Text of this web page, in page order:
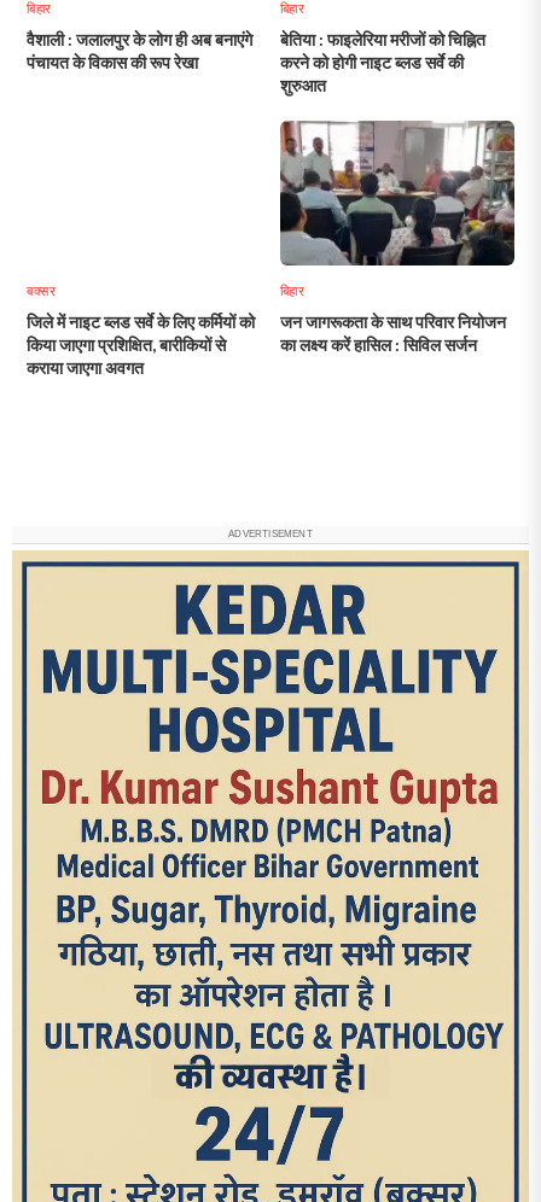
बिहार
वैशाली : जलालपुर के लोग ही अब बनाएंगे
पंचायत के विकास की रूप रेखा
बिहार
बेतिया : फाइलेरिया मरीजों को चिह्नित
करने को होगी नाइट ब्लड सर्वे की
शुरुआत
बक्सर
जिले में नाइट ब्लड सर्वे के लिए कर्मियों को
किया जाएगा प्रशिक्षित, बारीकियों से
कराया जाएगा अवगत
बिहार
जन जागरूकता के साथ परिवार नियोजन
का लक्ष्य करें हासिल : सिविल सर्जन
ADVERTISEMENT